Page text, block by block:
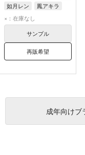
如月レン
鳳アキラ
×：在庫なし
サンプル
再販希望
成年向けブ